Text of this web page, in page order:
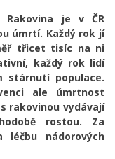
Rakovina je v ČR
úmrtí. Každý rok jí
třicet tisíc na ni
každý rok lidí
stárnutí populace.
ale úmrtnost
rakovinou vydávají
rostou. Za
nádorových